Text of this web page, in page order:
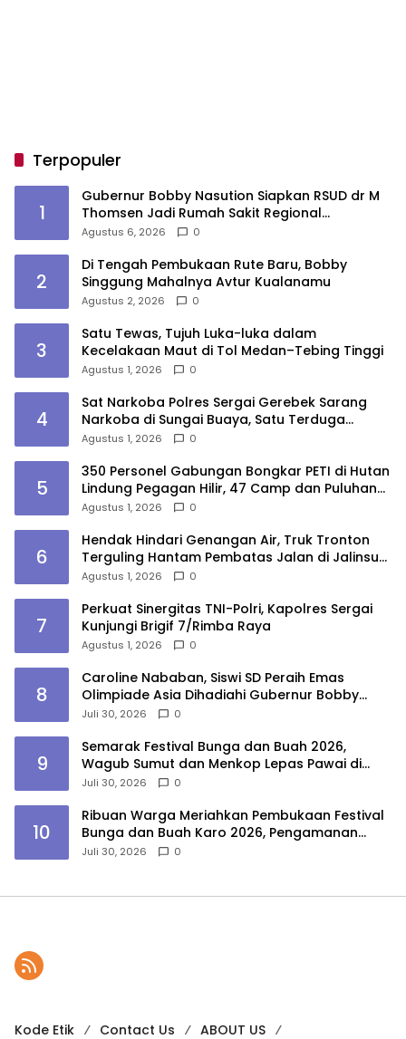
Terpopuler
1
Gubernur Bobby Nasution Siapkan RSUD dr M
Thomsen Jadi Rumah Sakit Regional
Kepulauan Nias
Agustus 6, 2026 0
2
Di Tengah Pembukaan Rute Baru, Bobby
Singgung Mahalnya Avtur Kualanamu
Agustus 2, 2026 0
3
Satu Tewas, Tujuh Luka-luka dalam
Kecelakaan Maut di Tol Medan–Tebing Tinggi
Agustus 1, 2026 0
4
Sat Narkoba Polres Sergai Gerebek Sarang
Narkoba di Sungai Buaya, Satu Terduga
Pelaku Diamankan
Agustus 1, 2026 0
5
350 Personel Gabungan Bongkar PETI di Hutan
Lindung Pegagan Hilir, 47 Camp dan Puluhan
Peralatan Dimusnahkan
Agustus 1, 2026 0
6
Hendak Hindari Genangan Air, Truk Tronton
Terguling Hantam Pembatas Jalan di Jalinsum
Sergai
Agustus 1, 2026 0
7
Perkuat Sinergitas TNI-Polri, Kapolres Sergai
Kunjungi Brigif 7/Rimba Raya
Agustus 1, 2026 0
8
Caroline Nababan, Siswi SD Peraih Emas
Olimpiade Asia Dihadiahi Gubernur Bobby
Nasution Beasiswa Hingga Rumah
Juli 30, 2026 0
9
Semarak Festival Bunga dan Buah 2026,
Wagub Sumut dan Menkop Lepas Pawai di
Berastagi
Juli 30, 2026 0
10
Ribuan Warga Meriahkan Pembukaan Festival
Bunga dan Buah Karo 2026, Pengamanan
Gabungan Berjalan Maksimal
Juli 30, 2026 0
Kode Etik Contact Us ABOUT US